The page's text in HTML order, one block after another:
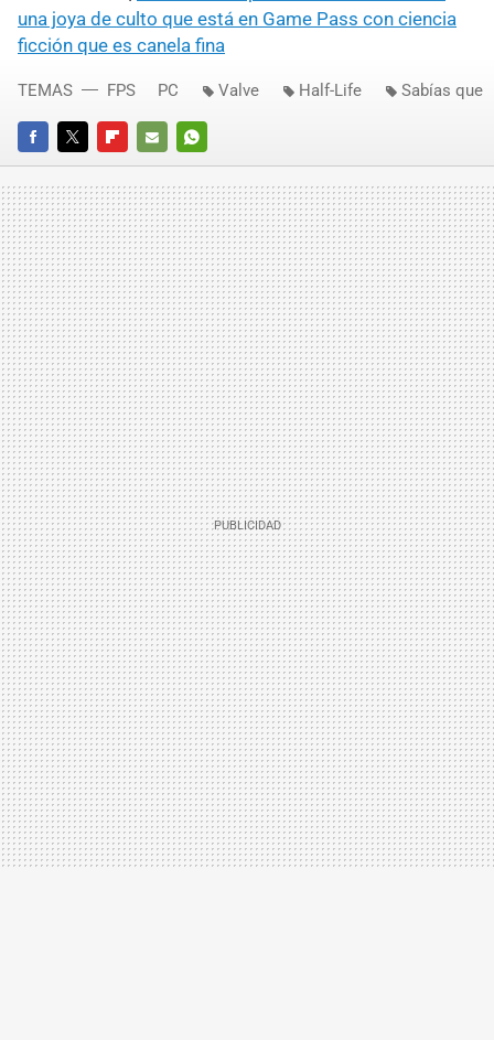
una joya de culto que está en Game Pass con ciencia
ficción que es canela fina
FACEBOOKTWITTERFLIPBOARD
E-
MAIL
WHATSAPP
TEMAS FPS PC Valve Half-Life Sabías que